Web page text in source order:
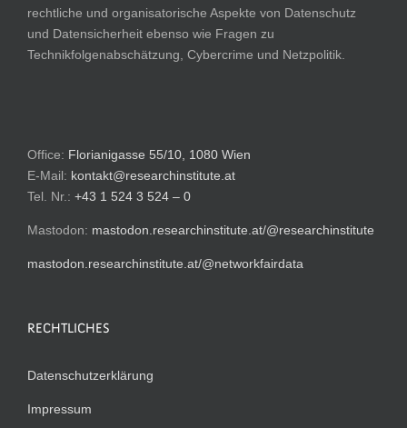
rechtliche und organisatorische Aspekte von Datenschutz
und Datensicherheit ebenso wie Fragen zu
Technikfolgenabschätzung, Cybercrime und Netzpolitik.
Office: Florianigasse 55/10, 1080 Wien
E-Mail: kontakt@researchinstitute.at
Tel. Nr.: +43 1 524 3 524 – 0
Mastodon: mastodon.researchinstitute.at/@researchinstitute
mastodon.researchinstitute.at/@networkfairdata
RECHTLICHES
Datenschutzerklärung
Impressum